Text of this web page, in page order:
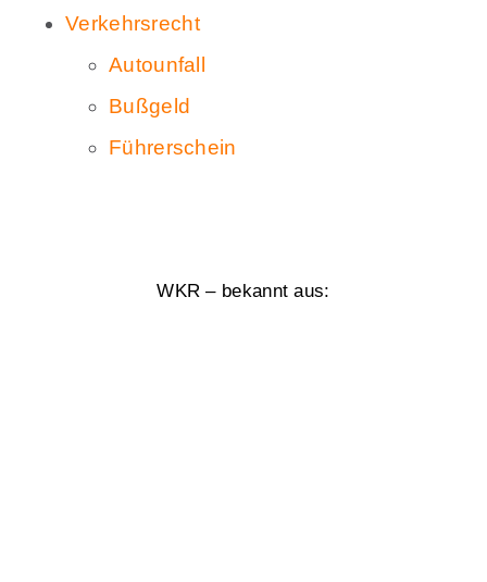
Verkehrsrecht
Autounfall
Bußgeld
Führerschein
WKR – bekannt aus: